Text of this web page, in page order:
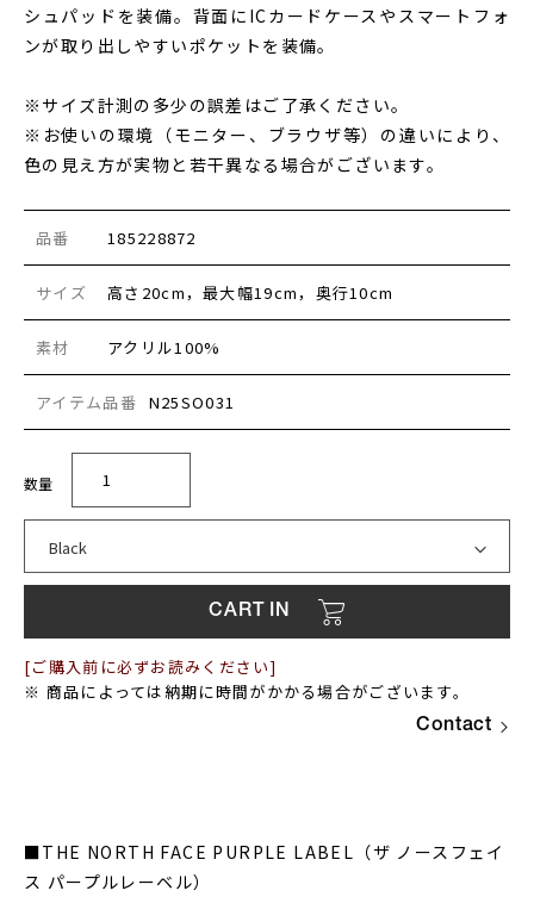
シュパッドを装備。背面にICカードケースやスマートフォ
ンが取り出しやすいポケットを装備。
※サイズ計測の多少の誤差はご了承ください。
※お使いの環境（モニター、ブラウザ等）の違いにより、
色の見え方が実物と若干異なる場合がございます。
品番 185228872
サイズ 高さ20cm，最大幅19cm，奥行10cm
素材 アクリル100%
アイテム品番 N25SO031
[ご購入前に必ずお読みください]
※ 商品によっては納期に時間がかかる場合がございます。
Contact
■THE NORTH FACE PURPLE LABEL（ザ ノースフェイ
ス パープルレーベル）